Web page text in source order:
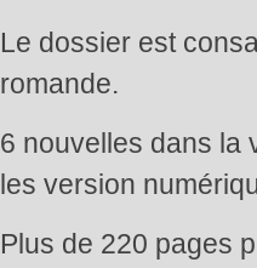
Le dossier est
romande.
6 nouvelles dans la
les version
Plus de 220 pages